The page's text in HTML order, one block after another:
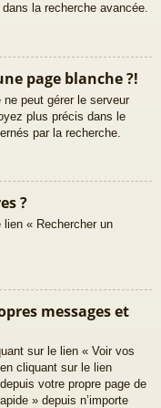
la recherche avancée.
page blanche ?!
peut gérer le serveur
plus précis dans le
par la recherche.
?
« Rechercher un
messages et
sur le lien « Voir vos
cliquant sur le lien
votre propre page de
» depuis n’importe